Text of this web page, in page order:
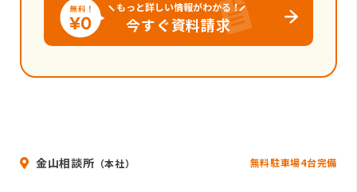
もっと詳しい情報がわかる！
今すぐ資料請求
金山相談所 （本社） 無料駐車場4台完備